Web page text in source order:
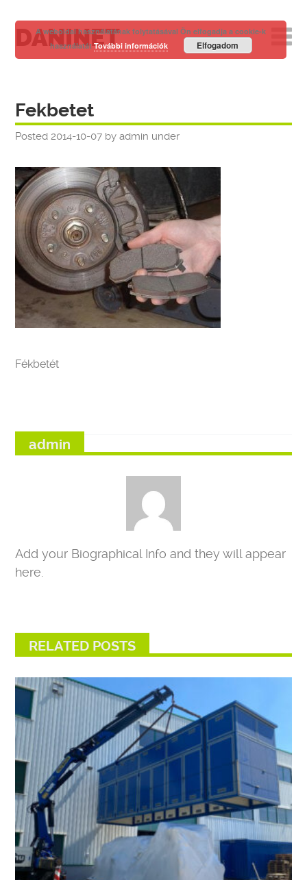
DANINET
Fekbetet
Posted2014-10-07 byadmin under
Fékbetét
admin
Add your Biographical Info and they will appear
here.
RELATED POSTS
A weboldal használatának folytatásával Ön elfogadja a cookie-k
használatátTovábbi információk Elfogadom